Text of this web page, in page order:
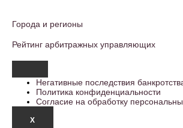
Города и регионы
Рейтинг арбитражных управляющих
Негативные последствия
Политика конфиденциальности
Согласие на обработку
X